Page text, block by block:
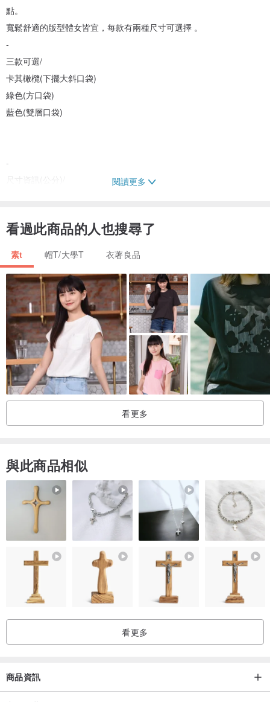
點。
寬鬆舒適的版型體女皆宜，每款有兩種尺寸可選擇 。
-
三款可選/
卡其橄欖(下擺大斜口袋)
綠色(方口袋)
藍色(雙層口袋)
-
尺寸資訊(公分)/
胸寬平量54.5
-
L-XL號
肩寬51.5
胸寬平量59.5
衣長 71
閱讀更多
看過此商品的人也搜尋了
素t 帽T/大學T 衣著良品
看更多
與此商品相似
看更多
商品資訊